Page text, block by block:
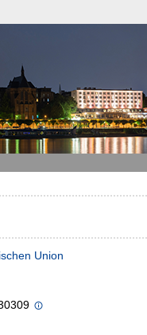
Union